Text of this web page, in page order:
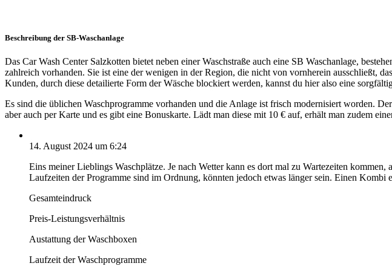
Beschreibung der SB-Waschanlage
Das Car Wash Center Salzkotten bietet neben einer Waschstraße auch eine SB Waschanlage,
zahlreich vorhanden. Sie ist eine der wenigen in der Region, die nicht von vornherein ausschließt,
Kunden, durch diese detailierte Form der Wäsche blockiert werden, kannst du hier also eine
Es sind die üblichen Waschprogramme vorhanden und die Anlage ist frisch modernisiert worden.
aber auch per Karte und es gibt eine Bonuskarte. Lädt man diese mit 10 € auf, erhält man zudem
14. August 2024 um 6:24
Eins meiner Lieblings Waschplätze. Je nach Wetter kann es dort mal zu Wartezeiten kommen,
Laufzeiten der Programme sind im Ordnung, könnten jedoch etwas länger sein. Einen
Gesamteindruck
Preis-Leistungsverhältnis
Austattung der Waschboxen
Laufzeit der Waschprogramme